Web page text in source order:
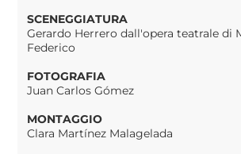
SCENEGGIATURA
Gerardo Herrero dall'opera teatrale di
Federico
FOTOGRAFIA
Juan Carlos Gómez
MONTAGGIO
Clara Martínez Malagelada